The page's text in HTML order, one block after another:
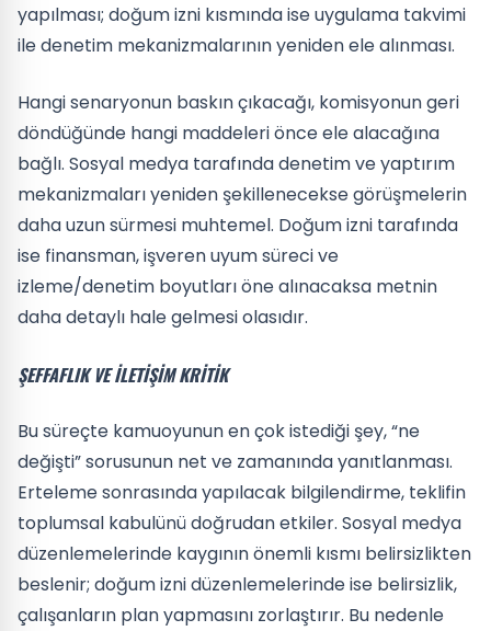
yapılması; doğum izni kısmında ise uygulama takvimi
ile denetim mekanizmalarının yeniden ele alınması.
Hangi senaryonun baskın çıkacağı, komisyonun geri
döndüğünde hangi maddeleri önce ele alacağına
bağlı. Sosyal medya tarafında denetim ve yaptırım
mekanizmaları yeniden şekillenecekse görüşmelerin
daha uzun sürmesi muhtemel. Doğum izni tarafında
ise finansman, işveren uyum süreci ve
izleme/denetim boyutları öne alınacaksa metnin
daha detaylı hale gelmesi olasıdır.
ŞEFFAFLIK VE ILETIŞIM KRITIK
Bu süreçte kamuoyunun en çok istediği şey, “ne
değişti” sorusunun net ve zamanında yanıtlanması.
Erteleme sonrasında yapılacak bilgilendirme, teklifin
toplumsal kabulünü doğrudan etkiler. Sosyal medya
düzenlemelerinde kaygının önemli kısmı belirsizlikten
beslenir; doğum izni düzenlemelerinde ise belirsizlik,
çalışanların plan yapmasını zorlaştırır. Bu nedenle